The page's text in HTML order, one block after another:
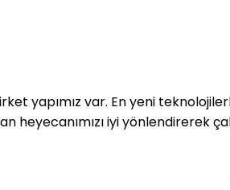
yapımız var. En yeni
iyi yönlendirerek